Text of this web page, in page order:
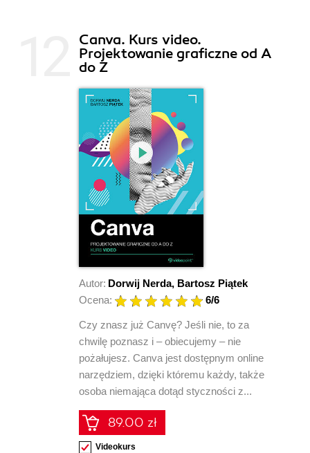
Canva. Kurs video.
Projektowanie graficzne od A
do Z
Autor: Dorwij Nerda, Bartosz Piątek
Ocena:
6/6
Czy znasz już Canvę? Jeśli nie, to za
chwilę poznasz i – obiecujemy – nie
pożałujesz. Canva jest dostępnym online
narzędziem, dzięki któremu każdy, także
osoba niemająca dotąd styczności z...
89.00 zł
Videokurs